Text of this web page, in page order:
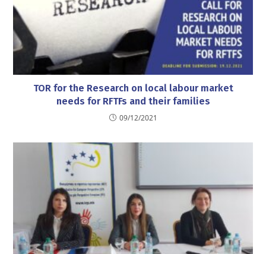
TOR for the Research on local labour market
needs for RFTFs and their families
09/12/2021